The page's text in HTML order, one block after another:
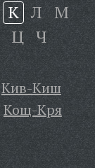
К Л М
Ц Ч
Кив-Киш
Кощ-Кря